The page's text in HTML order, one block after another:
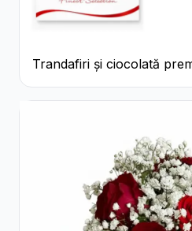
Trandafiri și ciocolată